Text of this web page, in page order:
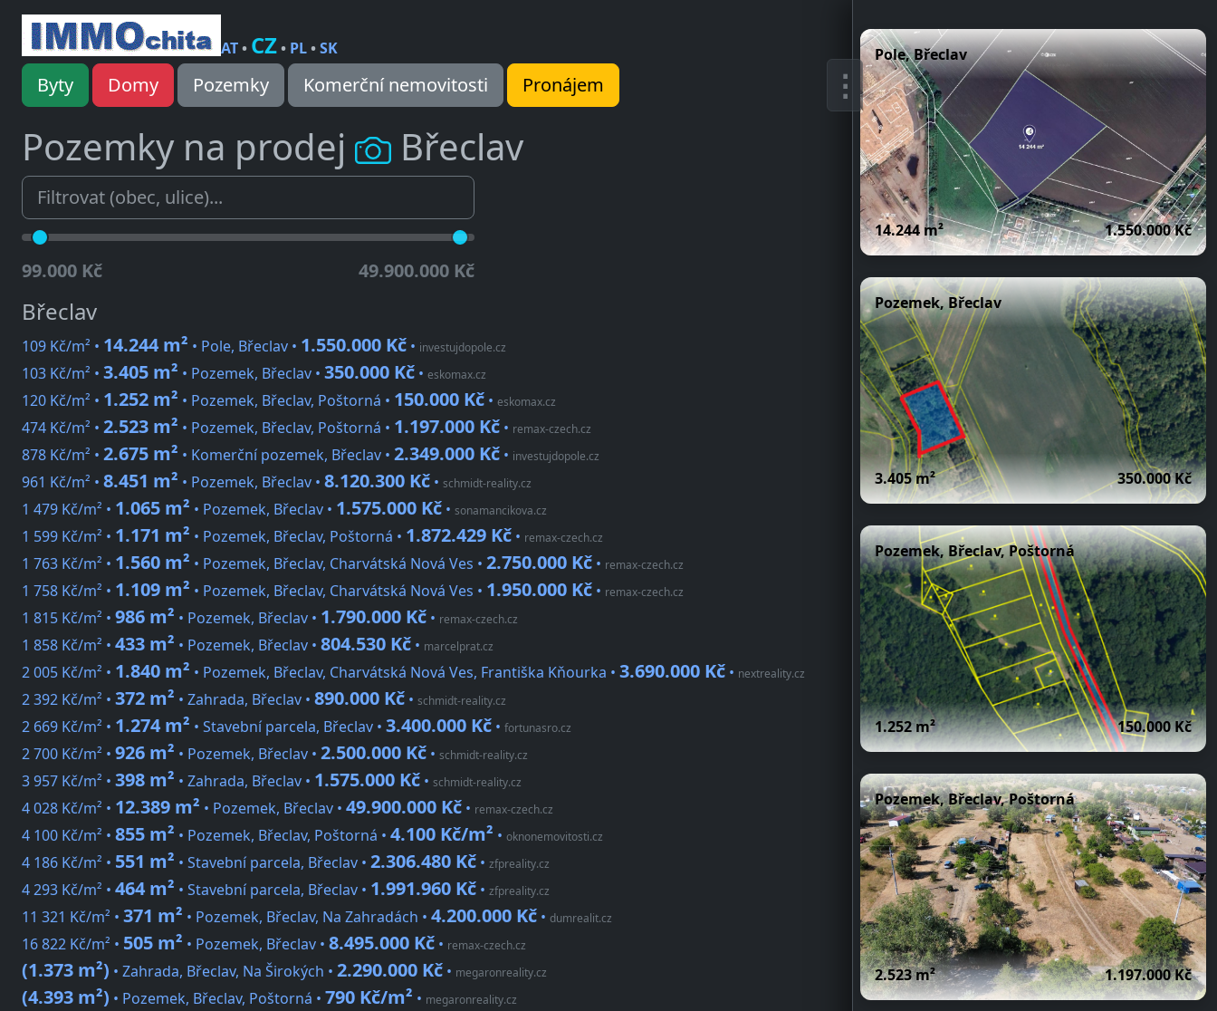
AT• CZ• PL•SK
Byty Domy Pozemky Komerční nemovitosti Pronájem
Pozemky na prodej Břeclav
99.000 Kč 49.900.000 Kč
Břeclav
109 Kč/m² • 14.244 m² • Pole, Břeclav • 1.550.000 Kč • investujdopole.cz
103 Kč/m² • 3.405 m² • Pozemek, Břeclav • 350.000 Kč • eskomax.cz
120 Kč/m² • 1.252 m² • Pozemek, Břeclav, Poštorná • 150.000 Kč • eskomax.cz
474 Kč/m² • 2.523 m² • Pozemek, Břeclav, Poštorná • 1.197.000 Kč • remax-czech.cz
878 Kč/m² • 2.675 m² • Komerční pozemek, Břeclav • 2.349.000 Kč • investujdopole.cz
961 Kč/m² • 8.451 m² • Pozemek, Břeclav • 8.120.300 Kč • schmidt-reality.cz
1 479 Kč/m² • 1.065 m² • Pozemek, Břeclav • 1.575.000 Kč • sonamancikova.cz
1 599 Kč/m² • 1.171 m² • Pozemek, Břeclav, Poštorná • 1.872.429 Kč • remax-czech.cz
1 763 Kč/m² • 1.560 m² • Pozemek, Břeclav, Charvátská Nová Ves • 2.750.000 Kč • remax-czech.cz
1 758 Kč/m² • 1.109 m² • Pozemek, Břeclav, Charvátská Nová Ves • 1.950.000 Kč • remax-czech.cz
1 815 Kč/m² • 986 m² • Pozemek, Břeclav • 1.790.000 Kč • remax-czech.cz
1 858 Kč/m² • 433 m² • Pozemek, Břeclav • 804.530 Kč • marcelprat.cz
2 005 Kč/m² • 1.840 m² • Pozemek, Břeclav, Charvátská Nová Ves, Františka Kňourka • 3.690.000 Kč • nextreality.cz
2 392 Kč/m² • 372 m² • Zahrada, Břeclav • 890.000 Kč • schmidt-reality.cz
2 669 Kč/m² • 1.274 m² • Stavební parcela, Břeclav • 3.400.000 Kč • fortunasro.cz
2 700 Kč/m² • 926 m² • Pozemek, Břeclav • 2.500.000 Kč • schmidt-reality.cz
3 957 Kč/m² • 398 m² • Zahrada, Břeclav • 1.575.000 Kč • schmidt-reality.cz
4 028 Kč/m² • 12.389 m² • Pozemek, Břeclav • 49.900.000 Kč • remax-czech.cz
4 100 Kč/m² • 855 m² • Pozemek, Břeclav, Poštorná • 4.100 Kč/m² • oknonemovitosti.cz
4 186 Kč/m² • 551 m² • Stavební parcela, Břeclav • 2.306.480 Kč • zfpreality.cz
4 293 Kč/m² • 464 m² • Stavební parcela, Břeclav • 1.991.960 Kč • zfpreality.cz
11 321 Kč/m² • 371 m² • Pozemek, Břeclav, Na Zahradách • 4.200.000 Kč • dumrealit.cz
16 822 Kč/m² • 505 m² • Pozemek, Břeclav • 8.495.000 Kč • remax-czech.cz
(1.373 m²) • Zahrada, Břeclav, Na Širokých • 2.290.000 Kč • megaronreality.cz
(4.393 m²) • Pozemek, Břeclav, Poštorná • 790 Kč/m² • megaronreality.cz